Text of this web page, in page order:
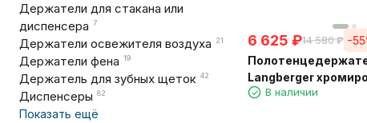
6 625 ₽14 580 ₽ -
Langberger
стене двойной
В наличии
Держатели для стакана или
диспенсера 7
Держатели освежителя воздуха 21
Держатели фена 19
Держатель для зубных щеток 42
Диспенсеры 82
Показать ещё